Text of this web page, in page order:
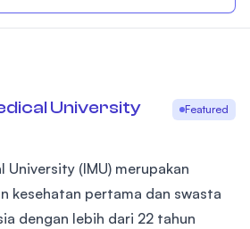
University
Featured
(IMU) merupakan
kesehatan pertama dan swasta
dengan lebih dari 22 tahun